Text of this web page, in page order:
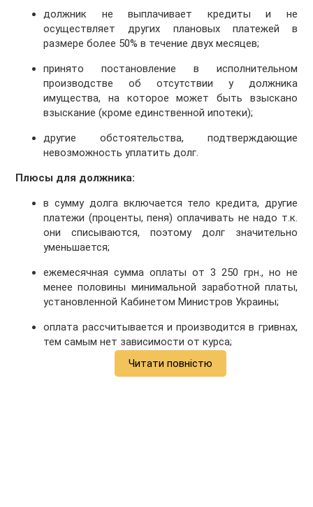
должник не выплачивает кредиты и не
осуществляет других плановых платежей в
размере более 50% в течение двух месяцев;
принято постановление в исполнительном
производстве об отсутствии у должника
имущества, на которое может быть взыскано
взыскание (кроме единственной ипотеки);
другие обстоятельства, подтверждающие
невозможность уплатить долг.
Плюсы для должника:
в сумму долга включается тело кредита, другие
платежи (проценты, пеня) оплачивать не надо т.к.
они списываются, поэтому долг значительно
уменьшается;
ежемесячная сумма оплаты от 3 250 грн., но не
менее половины минимальной заработной платы,
установленной Кабинетом Министров Украины;
оплата рассчитывается и производится в гривнах,
тем самым нет зависимости от курса;
Читати повністю